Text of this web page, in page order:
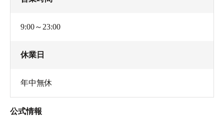
9:00～23:00
休業日
年中無休
公式情報